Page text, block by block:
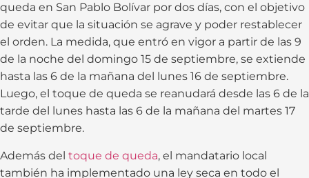
queda en San Pablo Bolívar por dos días, con el objetivo
de evitar que la situación se agrave y poder restablecer
el orden. La medida, que entró en vigor a partir de las 9
de la noche del domingo 15 de septiembre, se extiende
hasta las 6 de la mañana del lunes 16 de septiembre.
Luego, el toque de queda se reanudará desde las 6 de la
tarde del lunes hasta las 6 de la mañana del martes 17
de septiembre.
Además del toque de queda, el mandatario local
también ha implementado una ley seca en todo el